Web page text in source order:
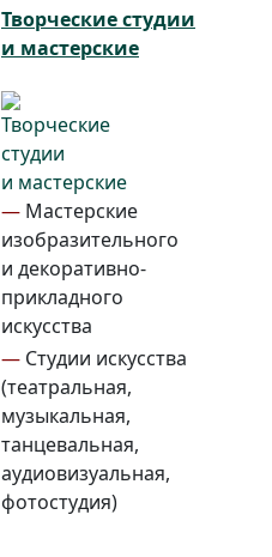
Творческие студии
и мастерские
— Мастерские
изобразительного
и декоративно-
прикладного
искусства
— Студии искусства
(театральная,
музыкальная,
танцевальная,
аудиовизуальная,
фотостудия)